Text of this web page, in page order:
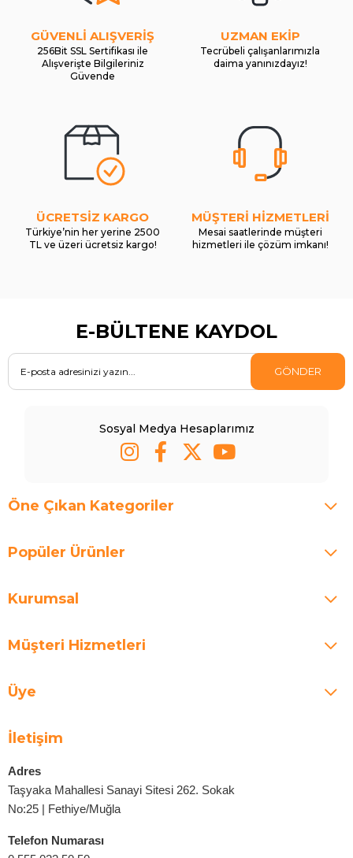
GÜVENLİ ALIŞVERİŞ
256Bit SSL Sertifikası ile
Alışverişte Bilgileriniz
Güvende
UZMAN EKİP
Tecrübeli çalışanlarımızla
daima yanınızdayız!
ÜCRETSİZ KARGO
Türkiye’nin her yerine 2500
TL ve üzeri ücretsiz kargo!
MÜŞTERİ HİZMETLERİ
Mesai saatlerinde müşteri
hizmetleri ile çözüm imkanı!
E-BÜLTENE KAYDOL
GÖNDER
Sosyal Medya Hesaplarımız
Öne Çıkan Kategoriler
Popüler Ürünler
Kurumsal
Müşteri Hizmetleri
Üye
İletişim
Adres
Taşyaka Mahallesi Sanayi Sitesi 262. Sokak
No:25 | Fethiye/Muğla
Telefon Numarası